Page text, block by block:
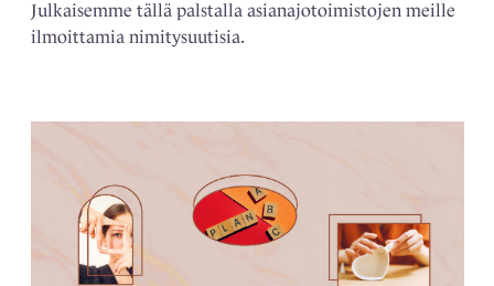
Julkaisemme tällä palstalla asianajotoimistojen meille
ilmoittamia nimitysuutisia.